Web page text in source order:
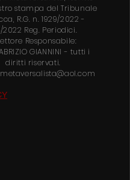
stampa del Tribunale
R.G. n. 1929/2022 -
2022 Reg. Periodici.
Responsabile:
GIANNINI - tutti i
diritti riservati.
metaversalista@aol.com